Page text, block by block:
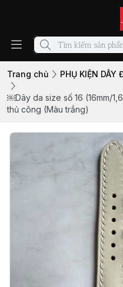
Trang chủ PHỤ KIỆN DÂY
￼Dây da size số 16 (16mm/
thủ công (Màu trắng)